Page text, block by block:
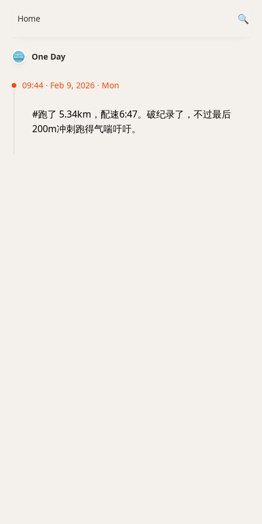
One Day
09:44 · Feb 9, 2026 · Mon
#跑了 5.34km，配速6:47。破纪录了，不过最后
200m冲刺跑得气喘吁吁。
Home